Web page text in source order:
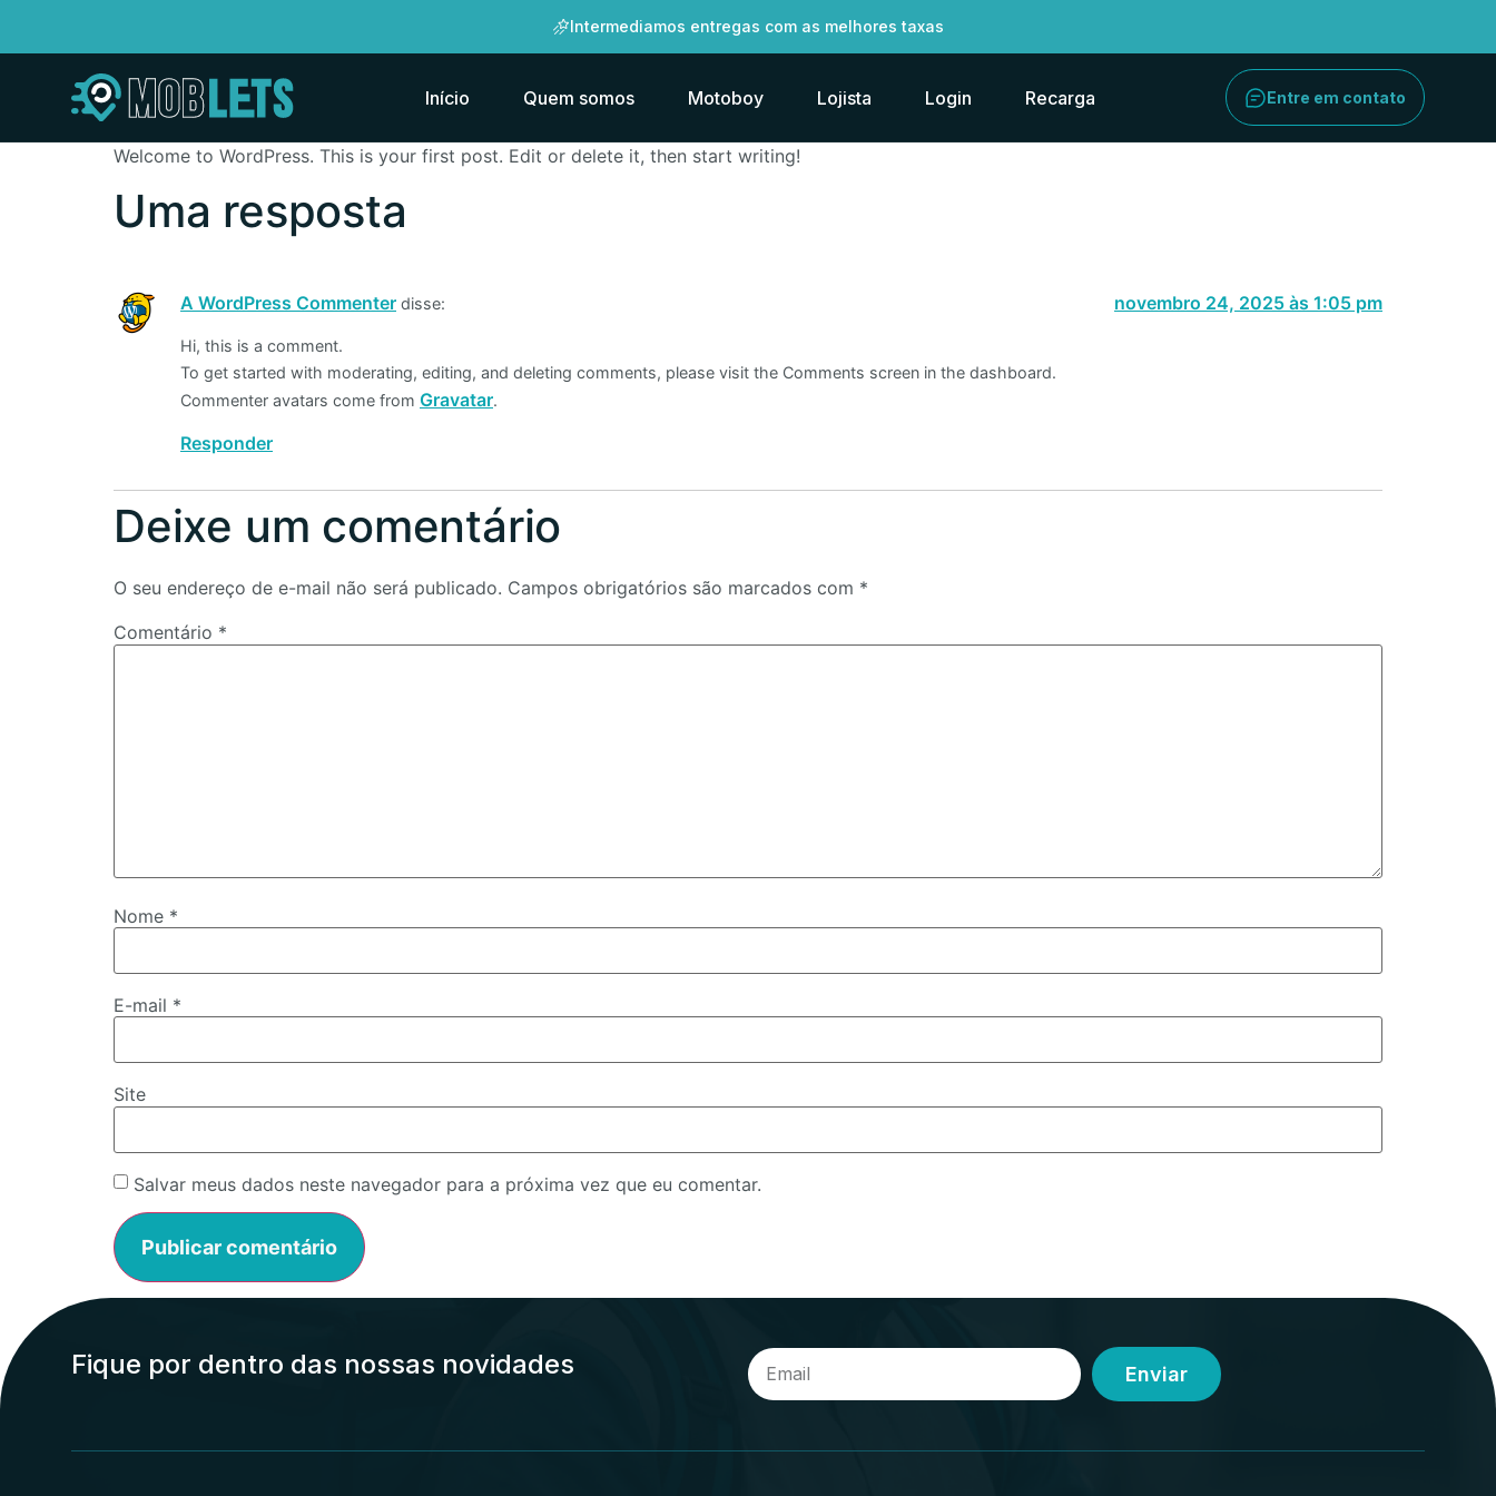
Intermediamos entregas com as melhores taxas
Início Quem somos Motoboy Lojista Login Recarga Entre em contato
Welcome to WordPress. This is your first post. Edit or delete it, then start writing!
Uma resposta
A WordPress Commenter disse: novembro 24, 2025 às 1:05 pm
Hi, this is a comment.
To get started with moderating, editing, and deleting comments, please visit the Comments screen in the dashboard.
Commenter avatars come from Gravatar.
Responder
Deixe um comentário
O seu endereço de e-mail não será publicado. Campos obrigatórios são marcados com *
Comentário *
Nome *
E-mail *
Site
Salvar meus dados neste navegador para a próxima vez que eu comentar.
Fique por dentro das nossas novidades Enviar